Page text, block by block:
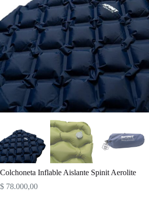
Colchoneta Inflable Aislante Spinit Aerolite
$ 78.000,00